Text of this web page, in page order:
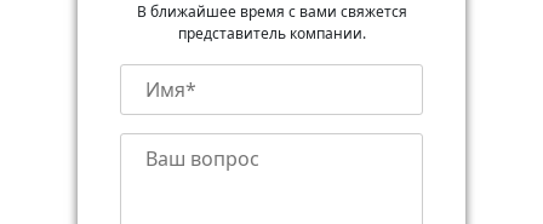
В ближайшее время с вами свяжется
представитель компании.